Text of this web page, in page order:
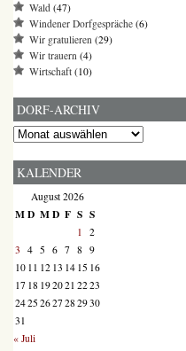
Wald (47)
Windener Dorfgespräche (6)
Wir gratulieren (29)
Wir trauern (4)
Wirtschaft (10)
DORF-ARCHIV
Dorf-
KALENDER
August 2026
MD MD F S S
1 2
3 4 5 6 7 8 9
10 11 12 13 14 15 16
17 18 192021 2223
2425 2627 28 2930
31
« Juli